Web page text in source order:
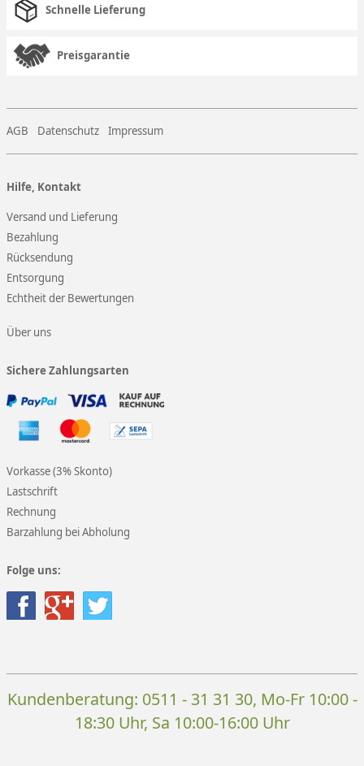
Schnelle Lieferung
Preisgarantie
AGB Datenschutz Impressum
Hilfe, Kontakt
Versand und Lieferung
Bezahlung
Rücksendung
Entsorgung
Echtheit der Bewertungen
Über uns
Sichere Zahlungsarten
Vorkasse (3% Skonto)
Lastschrift
Rechnung
Barzahlung bei Abholung
Folge uns:
Kundenberatung: 0511 - 31 31 30, Mo-Fr 10:00 -
18:30 Uhr, Sa 10:00-16:00 Uhr